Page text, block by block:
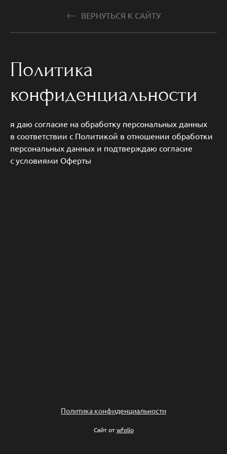
ВЕРНУТЬСЯ К САЙТУ
Политика
конфиденциальности
я даю согласие на обработку персональных данных
в соответствии с Политикой в отношении обработки
персональных данных и подтверждаю согласие
с условиями Оферты
Политика конфиденциальности
Сайт отwfolio